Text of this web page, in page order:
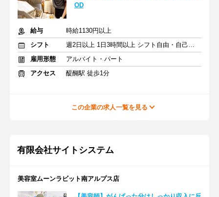
OD
給与
時給1130円以上
シフト
週2日以上 1日3時間以上 シフト自由・自己申告
雇用形態
アルバイト・パート
アクセス
醍醐駅 徒歩1分
この企業の求人一覧を見る
有限会社サイトシステム
美容室ムーンラビット南アルプス店